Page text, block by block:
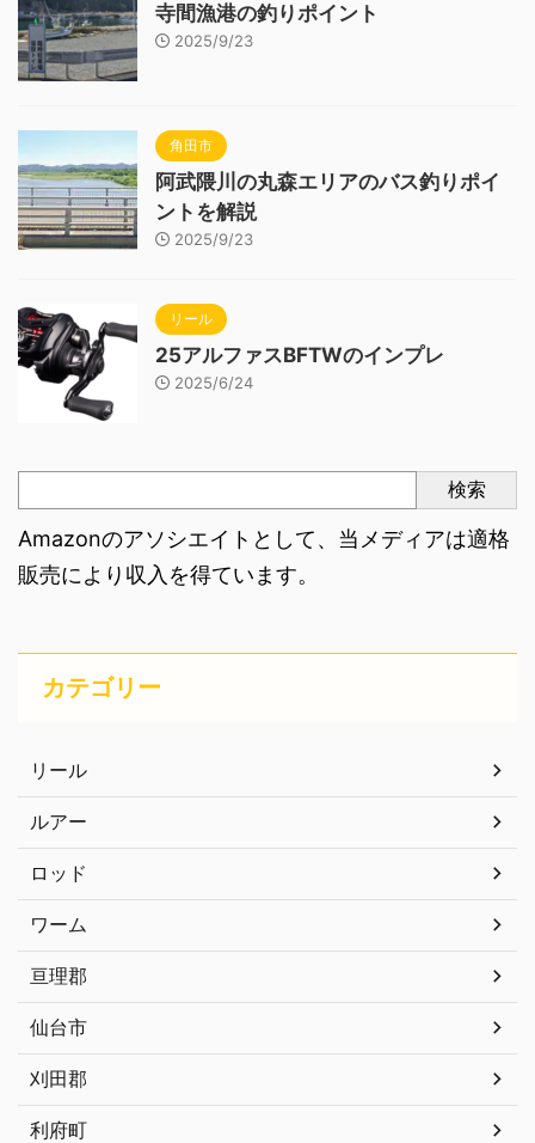
寺間漁港の釣りポイント
2025/9/23
角田市
阿武隈川の丸森エリアのバス釣りポイ
ントを解説
2025/9/23
リール
25アルファスBFTWのインプレ
2025/6/24
検索
Amazonのアソシエイトとして、当メディアは適格
販売により収入を得ています。
カテゴリー
リール
ルアー
ロッド
ワーム
亘理郡
仙台市
刈田郡
利府町